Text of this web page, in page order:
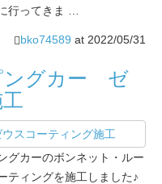
行ってきま …
bko74589 at 2022/05/31
ングカー ゼ
グカーのボンネット・ルー
ティングを施工しました♪